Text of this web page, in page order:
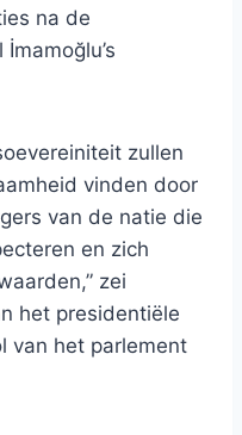
na de
zullen
vinden door
van de natie die
en zich
zei
het presidentiële
van het parlement